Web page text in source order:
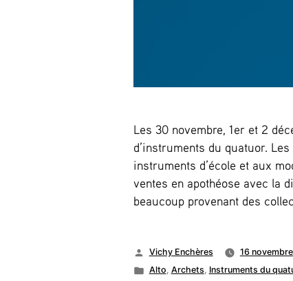
Les 30 novembre, 1er et 2
d’instruments du quatuor.
instruments d’école et aux
ventes en apothéose avec la
beaucoup provenant des
Publié
par
Vichy Enchères
16
Publié
Alto, Archets, Instruments du